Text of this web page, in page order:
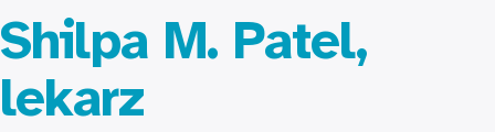
Shilpa M. Patel,
lekarz